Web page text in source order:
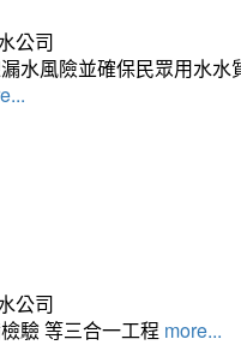
公司
水風險並確保民眾用水
公司
驗 等三合一工程 more...